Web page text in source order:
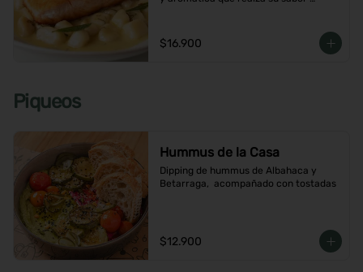
$16.900
Piqueos
Hummus de la Casa
Dipping de hummus de Albahaca y
Betarraga,  acompañado con tostadas
$12.900